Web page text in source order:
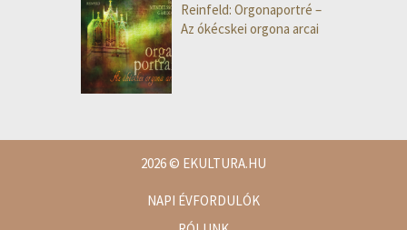
Reinfeld: Orgonaportré –
Az ókécskei orgona arcai
2026© EKULTURA.HU
NAPI ÉVFORDULÓK